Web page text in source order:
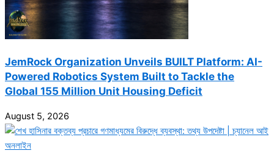
JemRock Organization Unveils BUILT Platform: AI-
Powered Robotics System Built to Tackle the
Global 155 Million Unit Housing Deficit
August 5, 2026